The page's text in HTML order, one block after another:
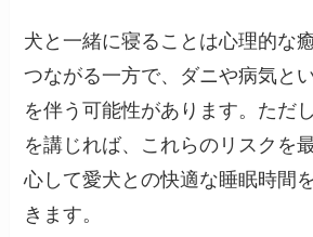
犬と一緒に寝ることは心理的な
つながる一方で、ダニや病気と
を伴う可能性があります。ただ
を講じれば、これらのリスクを
心して愛犬との快適な睡眠時間
きます。